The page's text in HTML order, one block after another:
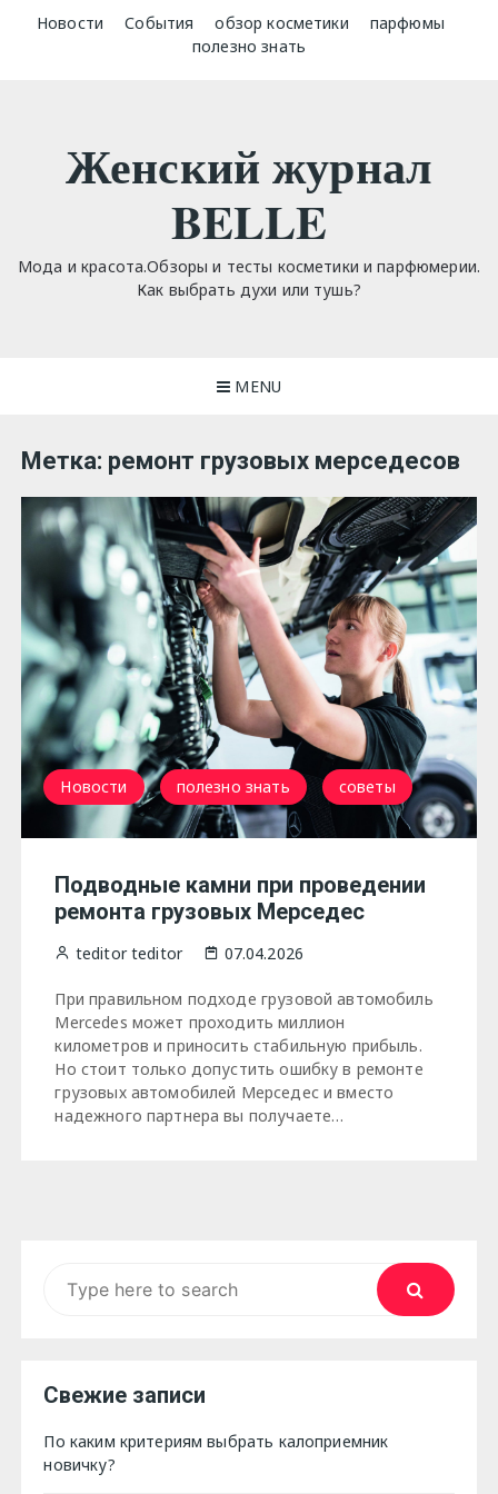
Новости События обзор косметики
парфюмы
полезно знать
Женский журнал
BELLE
Мода и красота.Обзоры и тесты косметики и парфюмерии.
Как выбрать духи или тушь?
MENU
Метка: ремонт грузовых мерседесов
Новости полезно знать советы
Подводные камни при проведении
ремонта грузовых Мерседес
teditor teditor 07.04.2026
При правильном подходе грузовой автомобиль
Mercedes может проходить миллион
километров и приносить стабильную прибыль.
Но стоит только допустить ошибку в ремонте
грузовых автомобилей Мерседес и вместо
надежного партнера вы получаете…
Свежие записи
По каким критериям выбрать калоприемник
новичку?